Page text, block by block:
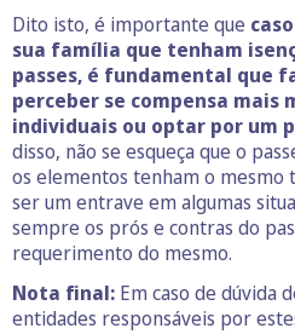
Dito isto, é importante que
sua família que tenham
passes, é fundamental que
perceber se compensa mais
individuais ou optar por um
disso, não se esqueça que o
os elementos tenham o mesmo
ser um entrave em algumas
sempre os prós e contras do
requerimento do mesmo.
Nota final: Em caso de dúvida
entidades responsáveis por